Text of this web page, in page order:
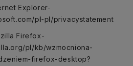
Explorer-
pl-pl/privacystatement
Firefox-
pl/kb/wzmocniona-
firefox-desktop?